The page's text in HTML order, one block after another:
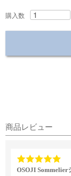
購入数
商品レビュー
OSOJI Sommelier